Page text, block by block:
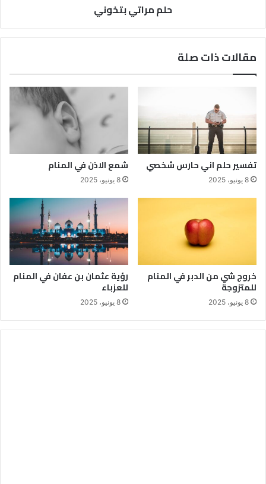
حلم مراتي بتخوني
مقالات ذات صلة
تفسير حلم اني حارس شخصي
8 يونيو، 2025
شمع الاذن في المنام
8 يونيو، 2025
خروج شي من الدبر في المنام
للمتزوجة
8 يونيو، 2025
رؤية عثمان بن عفان في المنام
للعزباء
8 يونيو، 2025